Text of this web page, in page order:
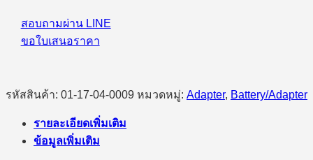
สอบถามผ่าน LINE
ขอใบเสนอราคา
รหัสสินค้า: 01-17-04-0009 หมวดหมู่: Adapter, Battery/Adapter
รายละเอียดเพิ่มเติม
ข้อมูลเพิ่มเติม